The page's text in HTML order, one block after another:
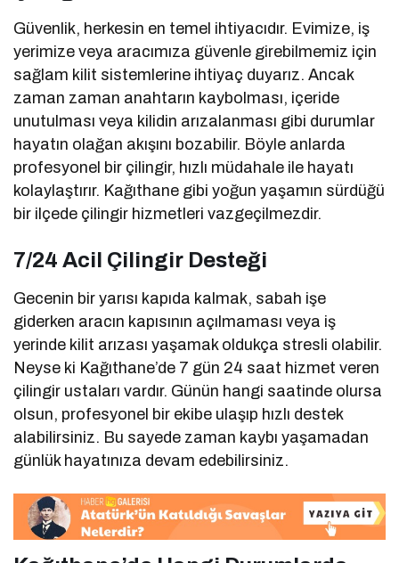
Güvenlik, herkesin en temel ihtiyacıdır. Evimize, iş
yerimize veya aracımıza güvenle girebilmemiz için
sağlam kilit sistemlerine ihtiyaç duyarız. Ancak
zaman zaman anahtarın kaybolması, içeride
unutulması veya kilidin arızalanması gibi durumlar
hayatın olağan akışını bozabilir. Böyle anlarda
profesyonel bir çilingir, hızlı müdahale ile hayatı
kolaylaştırır. Kağıthane gibi yoğun yaşamın sürdüğü
bir ilçede çilingir hizmetleri vazgeçilmezdir.
7/24 Acil Çilingir Desteği
Gecenin bir yarısı kapıda kalmak, sabah işe
giderken aracın kapısının açılmaması veya iş
yerinde kilit arızası yaşamak oldukça stresli olabilir.
Neyse ki Kağıthane’de 7 gün 24 saat hizmet veren
çilingir ustaları vardır. Günün hangi saatinde olursa
olsun, profesyonel bir ekibe ulaşıp hızlı destek
alabilirsiniz. Bu sayede zaman kaybı yaşamadan
günlük hayatınıza devam edebilirsiniz.